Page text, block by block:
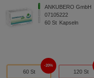
ANKUBERO GmbH
07105222
60 St Kapseln
60 St
20%
120 St